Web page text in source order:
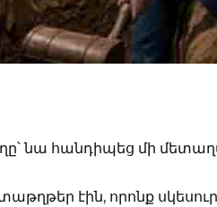
նա հանդիպեց մի
էին, որոնք